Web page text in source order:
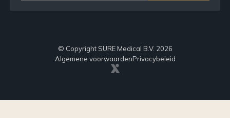
© Copyright SURE Medical B.V. 2026
Algemene voorwaardenPrivacybeleid